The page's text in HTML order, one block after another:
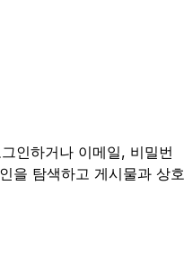
인하거나 이메일, 비밀번
을 탐색하고 게시물과 상호